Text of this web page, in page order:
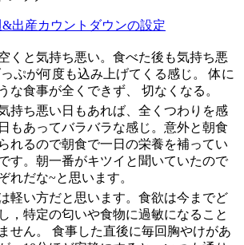
出産カウントダウンの設定
くと気持ち悪い。食べた後も気持ち悪
ぷが何度も込み上げてくる感じ。 体に
な食事が全くできず、 切なくなる。
持ち悪い日もあれば、全くつわりを感
もあってバラバラな感じ。意外と朝食
れるので朝食で一日の栄養を補ってい
す。朝一番がキツイと聞いていたので
れだな~と思います。
軽い方だと思います。食欲は今までど
，特定の匂いや食物に過敏になること
せん。 食事した直後に毎回胸やけがあ